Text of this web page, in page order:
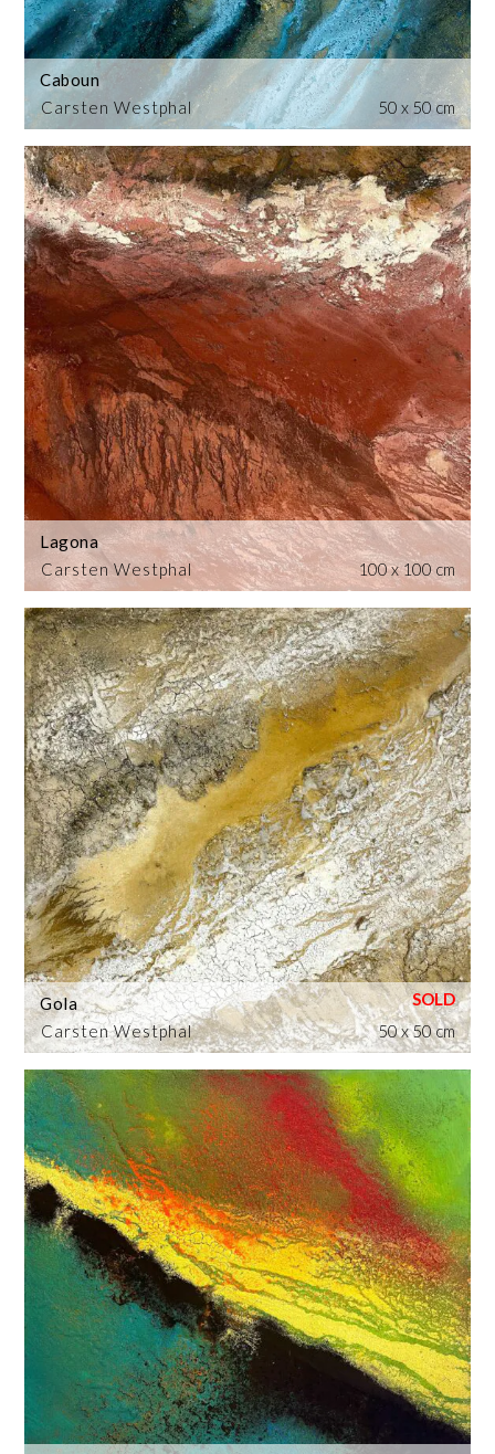
Carsten Westphal
Caboun
50 x 50 cm
Carsten Westphal
Lagona
100 x 100 cm
Carsten Westphal
Gola
50 x 50 cm